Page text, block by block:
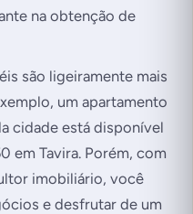
na obtenção de
são ligeiramente mais
um apartamento
cidade está disponível
em Tavira. Porém, com
imobiliário, você
e desfrutar de um